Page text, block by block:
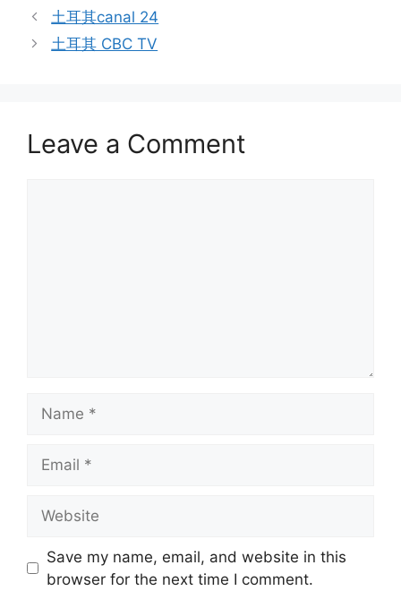
土耳其canal 24
土耳其 CBC TV
Leave a Comment
Save my name, email, and website in this
browser for the next time I comment.